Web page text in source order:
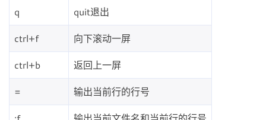
q quit退出
ctrl+f 向下滚动一屏
ctrl+b 返回上一屏
= 输出当前行的行号